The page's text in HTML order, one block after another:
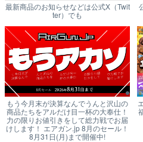
最新商品のお知らせなどは公式X（Twit
ter）でも
もう今月末が決算なんでうんと沢山の
商品たちをアルだけ目一杯の大奉仕！
力の限りお値引きをして総力戦でお届
けします！ エアガン.jp 8月のセール！
8月31日(月)まで開催中!